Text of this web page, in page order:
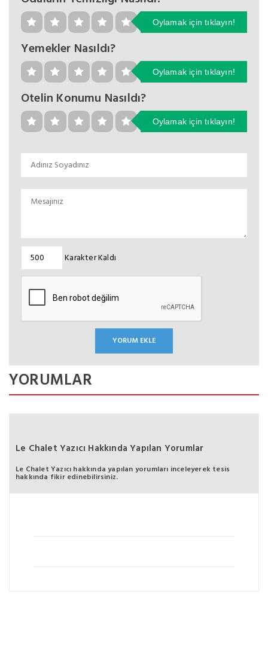
Oylamak için tıklayın!
Yemekler Nasıldı?
Oylamak için tıklayın!
Otelin Konumu Nasıldı?
Oylamak için tıklayın!
Karakter Kaldı
YORUMLAR
Le Chalet Yazıcı Hakkında Yapılan Yorumlar
Le Chalet Yazıcı hakkında yapılan yorumları inceleyerek tesis
hakkında fikir edinebilirsiniz.